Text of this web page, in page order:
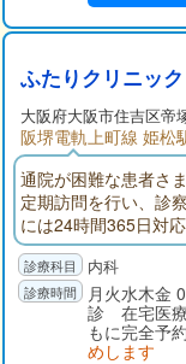
ふたりクリニック
大阪府大阪市住吉区帝
阪堺電軌上町線 姫松
通院が困難な患者さ
定期訪問を行い、診
には24時間365日対
などを行います。当
ん一人一人の気持ち
にしながら診療する
内科
月火水木金
診 在宅医
もに完全予
めします